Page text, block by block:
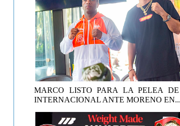
MARCO LISTO PARA LA PELEA DE
INTERNACIONAL ANTE MORENO EN...